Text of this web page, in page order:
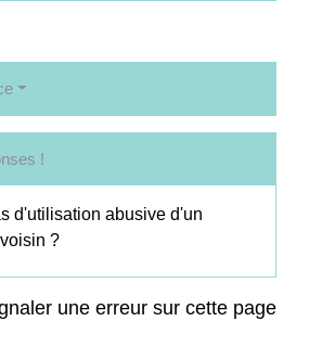
!
d'utilisation abusive d'un
?
une erreur sur cette page